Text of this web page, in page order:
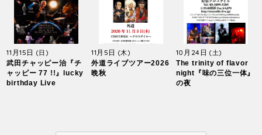
11月15日 (日)
武田チャッピー治『チ
ャッピー 77 !!』lucky
birthday Live
11月5日 (木)
外道ライブツアー2026
晩秋
10月24日 (土)
The trinity of flavor
night『味の三位一体』
の夜